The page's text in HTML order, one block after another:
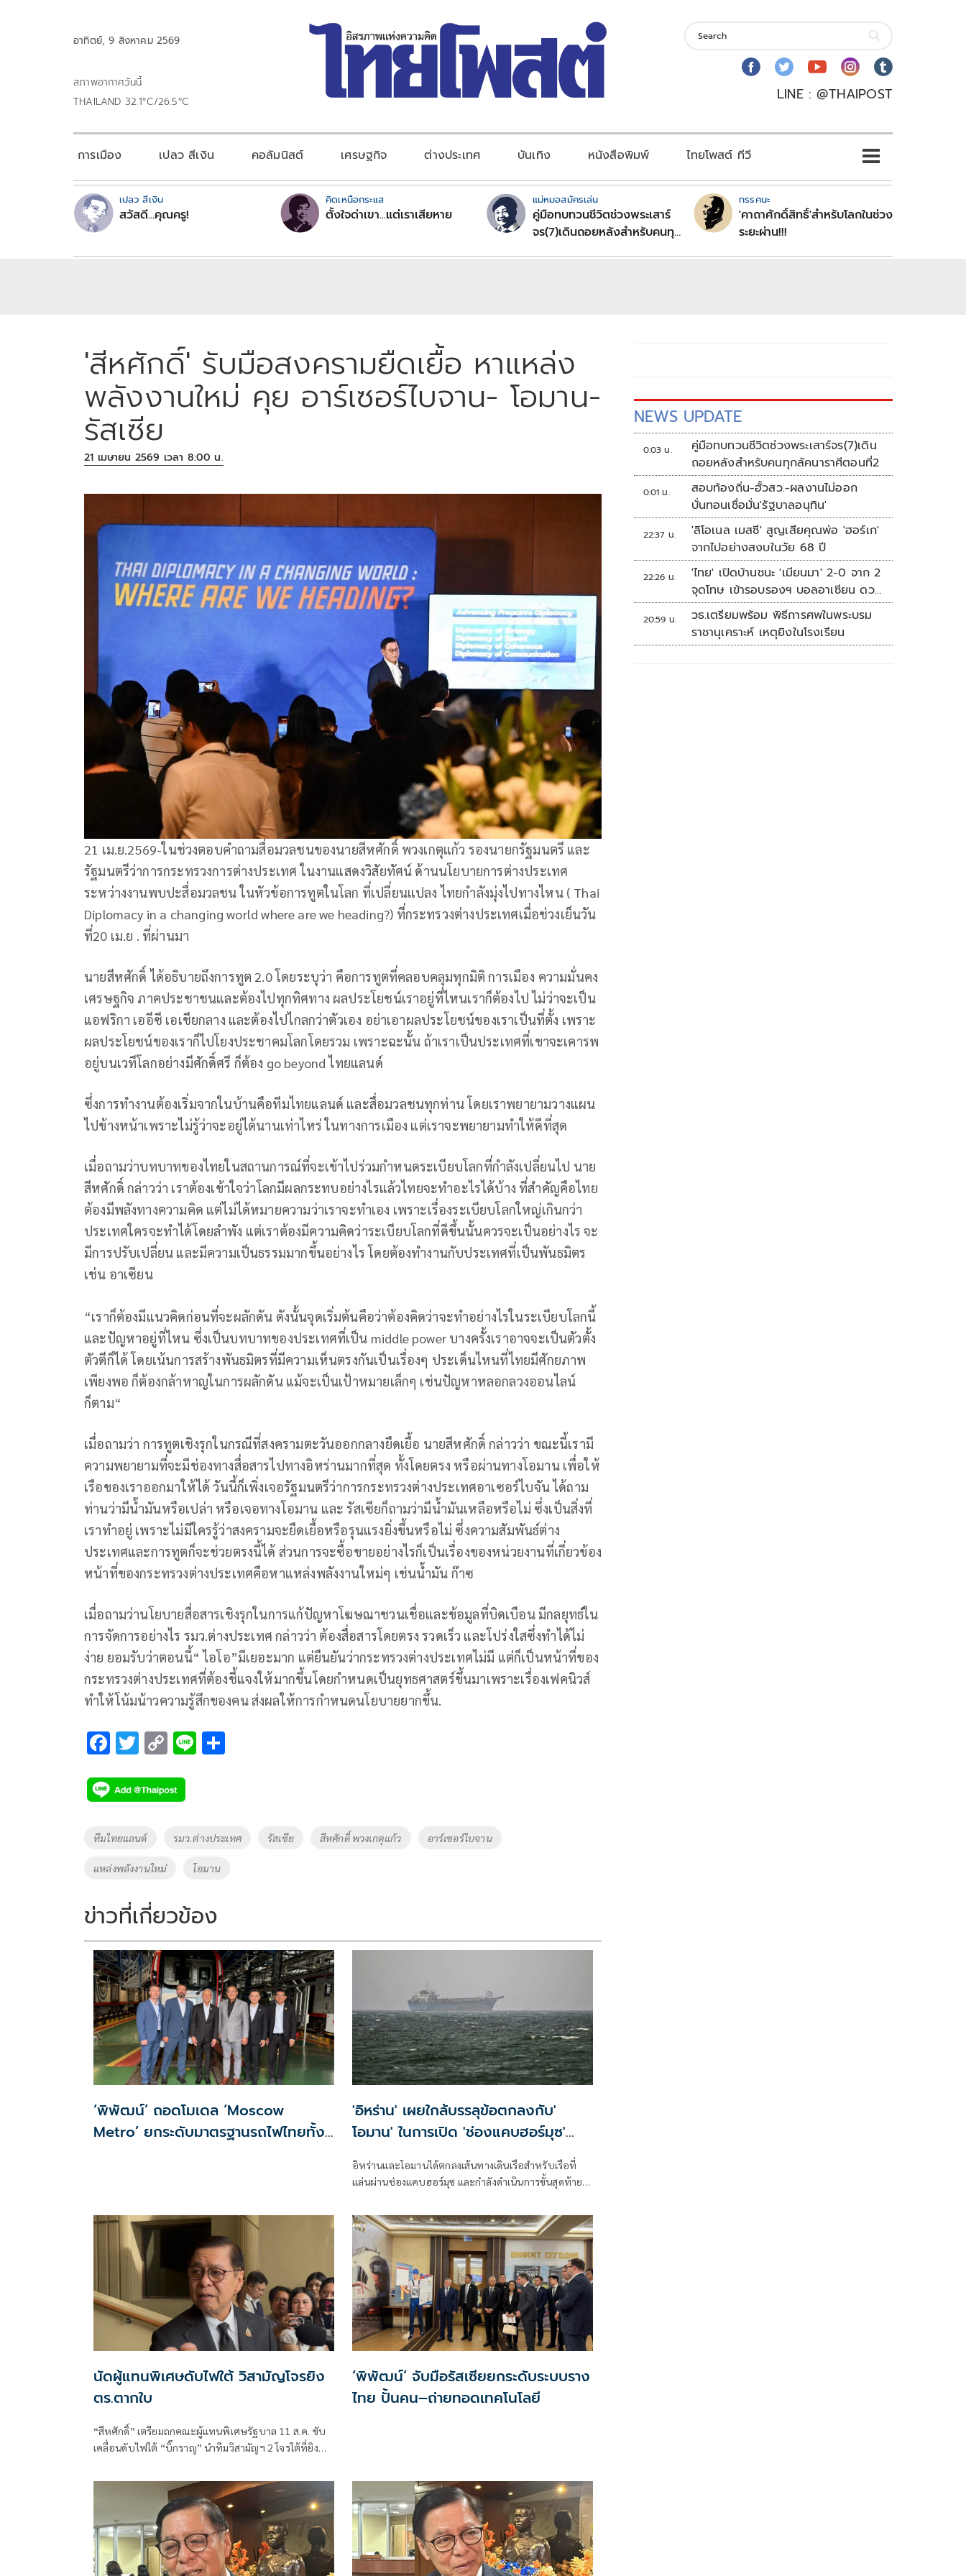
อาทิตย์, 9 สิงหาคม 2569
สภาพอากาศวันนี้
THAILAND 32.1°C/26.5°C
LINE : @THAIPOST
การเมือง เปลว สีเงิน คอลัมนิสต์ เศรษฐกิจ ต่างประเทศ บันเทิง หนังสือพิมพ์ ไทยโพสต์ ทีวี
เปลว สีเงิน
สวัสดี...คุณครู!
คิดเหนือกระแส
ตั้งใจด่าเขา...แต่เราเสียหาย
แม่หมอสมัครเล่น
คู่มือทบทวนชีวิตช่วงพระเสาร์
จร(7)เดินถอยหลังสำหรับคนทุก
ทรรศนะ
'คาถาศักดิ์สิทธิ์'สำหรับโลกในช่วง
ระยะผ่าน!!!
'สีหศักดิ์' รับมือสงครามยืดเยื้อ หาแหล่ง
พลังงานใหม่ คุย อาร์เซอร์ไบจาน- โอมาน-
รัสเซีย
21 เมษายน 2569 เวลา 8:00 น.
21 เม.ย.2569-ในช่วงตอบคำถามสื่อมวลชนของนายสีหศักดิ์ พวงเกตุแก้ว รองนายกรัฐมนตรี และ
รัฐมนตรีว่าการกระทรวงการต่างประเทศ ในงานแสดงวิสัยทัศน์ ด้านนโยบายการต่างประเทศ
ระหว่างงานพบปะสื่อมวลชน ในหัวข้อการทูตในโลก ที่เปลี่ยนแปลง ไทยกำลังมุ่งไปทางไหน ( Thai
Diplomacy in a changing world where are we heading?) ที่กระทรวงต่างประเทศเมื่อช่วงเย็นวัน
ที่20 เม.ย . ที่ผ่านมา
นายสีหศักดิ์ ได้อธิบายถึงการทูต 2.0 โดยระบุว่า คือการทูตที่คลอบคลุมทุกมิติ การเมือง ความมั่นคง
เศรษฐกิจ ภาคประชาชนและต้องไปทุกทิศทาง ผลประโยชน์เราอยู่ที่ไหนเราก็ต้องไป ไม่ว่าจะเป็น
แอฟริกา เออีซี เอเชียกลาง และต้องไปไกลกว่าตัวเอง อย่าเอาผลประโยชน์ของเราเป็นที่ตั้ง เพราะ
ผลประโยชน์ของเราก็ไปโยงประชาคมโลกโดยรวม เพราะฉะนั้น ถ้าเราเป็นประเทศที่เขาจะเคารพ
อยู่บนเวทีโลกอย่างมีศักดิ์ศรี ก็ต้อง go beyond ไทยแลนด์
ซึ่งการทำงานต้องเริ่มจากในบ้านคือทีมไทยแลนด์ และสื่อมวลชนทุกท่าน โดยเราพยายามวางแผน
ไปข้างหน้าเพราะไม่รู้ว่าจะอยู่ได้นานเท่าไหร่ ในทางการเมือง แต่เราจะพยายามทำให้ดีที่สุด
เมื่อถามว่าบทบาทของไทยในสถานการณ์ที่จะเข้าไปร่วมกำหนดระเบียบโลกที่กำลังเปลี่ยนไป นาย
สีหศักดิ์ กล่าวว่า เราต้องเข้าใจว่าโลกมีผลกระทบอย่างไรแล้วไทยจะทำอะไรได้บ้าง ที่สำคัญคือไทย
ต้องมีพลังทางความคิด แต่ไม่ได้หมายความว่าเราจะทำเอง เพราะเรื่องระเบียบโลกใหญ่เกินกว่า
ประเทศใครจะทำได้โดยลำพัง แต่เราต้องมีความคิดว่าระเบียบโลกที่ดีขึ้นนั้นควรจะเป็นอย่างไร จะ
มีการปรับเปลี่ยน และมีความเป็นธรรมมากขึ้นอย่างไร โดยต้องทำงานกับประเทศที่เป็นพันธมิตร
เช่น อาเซียน
“เราก็ต้องมีแนวคิดก่อนที่จะผลักดัน ดังนั้นจุดเริ่มต้นคือว่าต้องคิดว่าจะทำอย่างไรในระเบียบโลกนี้
และปัญหาอยู่ที่ไหน ซึ่งเป็นบทบาทของประเทศที่เป็น middle power บางครั้งเราอาจจะเป็นตัวตั้ง
ตัวตีก็ได้ โดยเน้นการสร้างพันธมิตรที่มีความเห็นตรงกันเป็นเรื่องๆ ประเด็นไหนที่ไทยมีศักยภาพ
เพียงพอ ก็ต้องกล้าหาญในการผลักดัน แม้จะเป็นเป้าหมายเล็กๆ เช่นปัญหาหลอกลวงออนไลน์
ก็ตาม“
เมื่อถามว่า การทูตเชิงรุกในกรณีที่สงครามตะวันออกกลางยืดเยื้อ นายสีหศักดิ์ กล่าวว่า ขณะนี้เรามี
ความพยายามที่จะมีช่องทางสื่อสารไปทางอิหร่านมากที่สุด ทั้งโดยตรง หรือผ่านทางโอมาน เพื่อให้
เรือของเราออกมาให้ได้ วันนี้ก็เพิ่งเจอรัฐมนตรีว่าการกระทรวงต่างประเทศอาเซอร์ไบจัน ได้ถาม
ท่านว่ามีน้ำมันหรือเปล่า หรือเจอทางโอมาน และ รัสเซียก็ถามว่ามีน้ำมันเหลือหรือไม่ ซึ่งเป็นสิ่งที่
เราทำอยู่ เพราะไม่มีใครรู้ว่าสงครามจะยืดเยื้อหรือรุนแรงยิ่งขึ้นหรือไม่ ซึ่งความสัมพันธ์ต่าง
ประเทศและการทูตก็จะช่วยตรงนี้ได้ ส่วนการจะซื้อขายอย่างไรก็เป็นเรื่องของหน่วยงานที่เกี่ยวข้อง
หน้าที่ของกระทรวงต่างประเทศคือหาแหล่งพลังงานใหม่ๆ เช่นน้ำมัน ก๊าซ
เมื่อถามว่านโยบายสื่อสารเชิงรุกในการแก้ปัญหาโฆษณาชวนเชื่อและข้อมูลที่บิดเบือน มีกลยุทธ์ใน
การจัดการอย่างไร รมว.ต่างประเทศ กล่าวว่า ต้องสื่อสารโดยตรง รวดเร็ว และโปร่งใสซึ่งทำได้ไม่
ง่าย ยอมรับว่าตอนนี้“ ไอโอ”มีเยอะมาก แต่ยืนยันว่ากระทรวงต่างประเทศไม่มี แต่ก็เป็นหน้าที่ของ
กระทรวงต่างประเทศที่ต้องชี้แจงให้มากขึ้นโดยกำหนดเป็นยุทธศาสตร์ขึ้นมาเพราะเรื่องเฟคนิวส์
ทำให้โน้มน้าวความรู้สึกของคน ส่งผลให้การกำหนดนโยบายยากขึ้น.
F
e
b
o
o
k
T
tt
er
C
p
y
Li
Li
Tags
ทีมไทยแลนด์ รมว.ต่างประเทศ รัสเซีย สีหศักดิ์ พวงเกตุแก้ว อาร์เซอร์ไบจาน
แหล่งพลังงานใหม่ โอมาน
ข่าวที่เกี่ยวข้อง
‘พิพัฒน์’ ถอดโมเดล ‘Moscow
Metro’ ยกระดับมาตรฐานรถไฟไทยทั้ง
'อิหร่าน' เผยใกล้บรรลุข้อตกลงกับ'
โอมาน' ในการเปิด 'ช่องแคบฮอร์มุซ'
แล้ว แต่การเปิดขึ้นอยู่กับสหรัฐฯ
อิหร่านและโอมานได้ตกลงเส้นทางเดินเรือสำหรับเรือที่
แล่นผ่านช่องแคบฮอร์มุซ และกำลังดำเนินการขั้นสุดท้าย
เตหะรานกล่าวเมื่อวันพุธที่ผ่านมา แม้ว่าเหตุการณ์ด้าน
ความมั่นคงล่าสุดจะเน้นย้ำถึงความเสี่ยงที่ยังคงมีอยู่สำหรับ
การขนส่งทางเรือในภูมิภาคก็ตาม
นัดผู้แทนพิเศษดับไฟใต้ วิสามัญโจรยิง
ตร.ตากใบ
“สีหศักดิ์”​ เตรียมถกคณะผู้แทน​พิเศษรัฐบาล​ 11 ส.ค. ขับ
เคลื่อนดับไฟใต้​ “บิ๊กราญ” นำทีมวิสามัญฯ 2 โจรใต้ที่ยิง
‘พิพัฒน์’ จับมือรัสเซียยกระดับระบบราง
ไทย ปั้นคน–ถ่ายทอดเทคโนโลยี
NEWS UPDATE
0:03 น.
คู่มือทบทวนชีวิตช่วงพระเสาร์จร(7)เดิน
ถอยหลังสำหรับคนทุกลัคนาราศีตอนที่2
0:01 น.
สอบท้องถิ่น-ฮั้วสว.-ผลงานไม่ออก
บั่นทอนเชื่อมั่น'รัฐบาลอนุทิน'
22:37 น.
'ลิโอเนล เมสซี' สูญเสียคุณพ่อ 'ฮอร์เก'
จากไปอย่างสงบในวัย 68 ปี
22:26 น.
'ไทย' เปิดบ้านชนะ 'เมียนมา' 2-0 จาก 2
จุดโทษ เข้ารอบรองฯ บอลอาเซียน ดวล
'สิงคโปร์'
20:59 น.
วธ.เตรียมพร้อม พิธีการศพในพระบรม
ราชานุเคราะห์ เหตุยิงในโรงเรียน